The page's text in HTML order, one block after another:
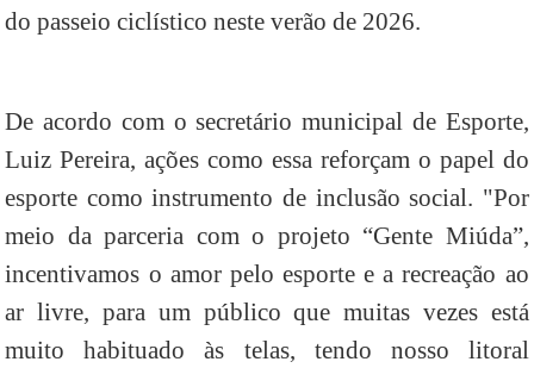
do passeio ciclístico neste verão de 2026.
De acordo com o secretário municipal de Esporte,
Luiz Pereira, ações como essa reforçam o papel do
esporte como instrumento de inclusão social. "Por
meio da parceria com o projeto “Gente Miúda”,
incentivamos o amor pelo esporte e a recreação ao
ar livre, para um público que muitas vezes está
muito habituado às telas, tendo nosso litoral